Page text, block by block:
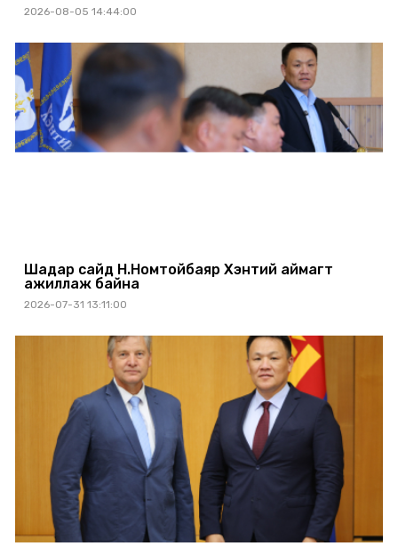
2026-08-05 14:44:00
Шадар сайд Н.Номтойбаяр Хэнтий аймагт
ажиллаж байна
2026-07-31 13:11:00